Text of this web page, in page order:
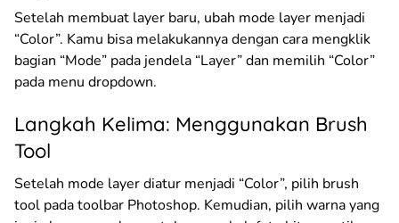
Setelah membuat layer baru, ubah mode layer menjadi
“Color”. Kamu bisa melakukannya dengan cara mengklik
bagian “Mode” pada jendela “Layer” dan memilih “Color”
pada menu dropdown.
Langkah Kelima: Menggunakan Brush
Tool
Setelah mode layer diatur menjadi “Color”, pilih brush
tool pada toolbar Photoshop. Kemudian, pilih warna yang